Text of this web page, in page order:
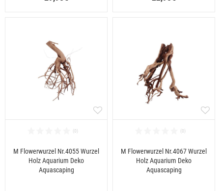
M Flowerwurzel Nr.4055 Wurzel
Holz Aquarium Deko
Aquascaping
M Flowerwurzel Nr.4067 Wurzel
Holz Aquarium Deko
Aquascaping